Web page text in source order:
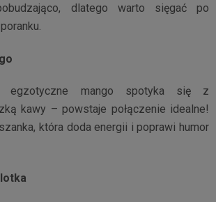
dlatego warto sięgać po
egzotyczne mango spotyka się z
kawy – powstaje połączenie idealne!
która doda energii i poprawi humor